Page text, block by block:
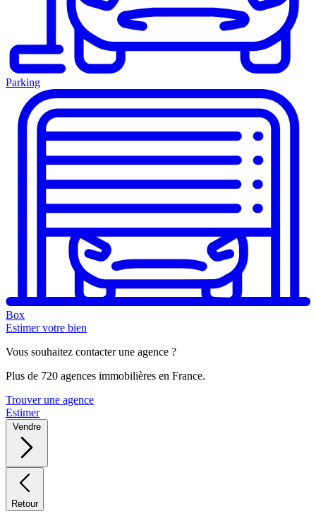
Parking
Box
Estimer votre bien
Vous souhaitez contacter une agence ?
Plus de 720 agences immobilières en France.
Trouver une agence
Estimer
Vendre
Retour